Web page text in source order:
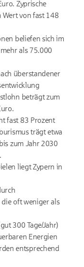
Zyprische
Wert von fast 148
beliefen sich im
als 75.000
überstandener
beträgt zum
fast 83 Prozent
trägt etwa
zum Jahr 2030
liegt Zypern in
oft weniger als
300 Tage/Jahr)
Energien
entsprechend